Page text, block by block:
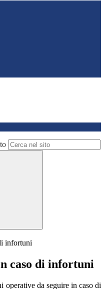
infortuni
caso di infortuni
operative da seguire in caso di